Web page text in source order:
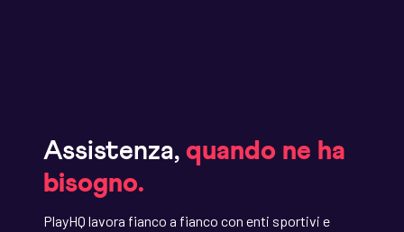
Assistenza,quando ne ha
bisogno.
PlayHQ lavora fianco a fianco con enti sportivi e